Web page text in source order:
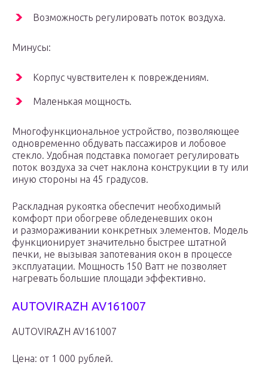
Возможность регулировать поток воздуха.
Минусы:
Корпус чувствителен к повреждениям.
Маленькая мощность.
Многофункциональное устройство, позволяющее
одновременно обдувать пассажиров и лобовое
стекло. Удобная подставка помогает регулировать
поток воздуха за счет наклона конструкции в ту или
иную стороны на 45 градусов.
Раскладная рукоятка обеспечит необходимый
комфорт при обогреве обледеневших окон
и размораживании конкретных элементов. Модель
функционирует значительно быстрее штатной
печки, не вызывая запотевания окон в процессе
эксплуатации. Мощность 150 Ватт не позволяет
нагревать большие площади эффективно.
AUTOVIRAZH AV161007
AUTOVIRAZH AV161007
Цена: от 1 000 рублей.